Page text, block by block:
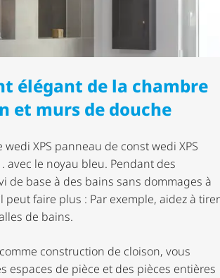
élégant de la chambre
et murs de douche
XPS panneau de const wedi XPS
avec le noyau bleu. Pendant des
de base à des bains sans dommages à
peut faire plus : Par exemple, aidez à tirer
de bains.
construction de cloison, vous
espaces de pièce et des pièces entières